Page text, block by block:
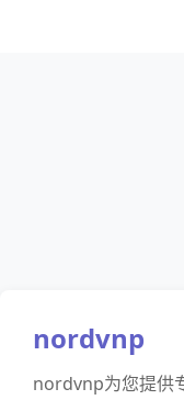
nordvnp
nordvnp为您提供